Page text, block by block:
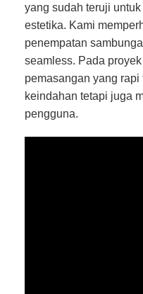
yang sudah teruji
estetika. Kami
penempatan
seamless. Pada
pemasangan yang
keindahan tetapi juga
pengguna.